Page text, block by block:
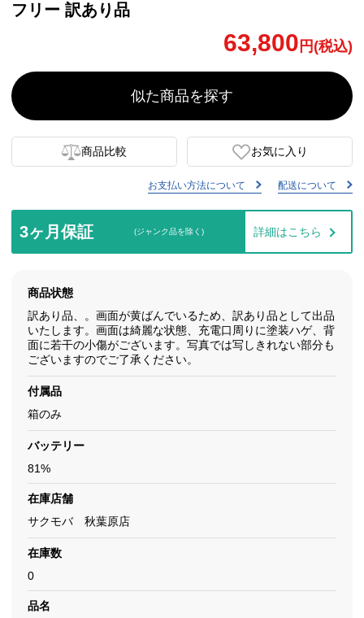
フリー 訳あり品
63,800 円(税込)
似た商品を探す
商品比較 お気に入り
お支払い方法について 配送について
3ヶ月保証 (ジャンク品を除く) 詳細はこちら
商品状態
訳あり品、。画面が黄ばんでいるため、訳あり品として出品
いたします。画面は綺麗な状態、充電口周りに塗装ハゲ、背
面に若干の小傷がございます。写真では写しきれない部分も
ございますのでご了承ください。
付属品
箱のみ
バッテリー
81%
在庫店舗
サクモバ 秋葉原店
在庫数
0
品名